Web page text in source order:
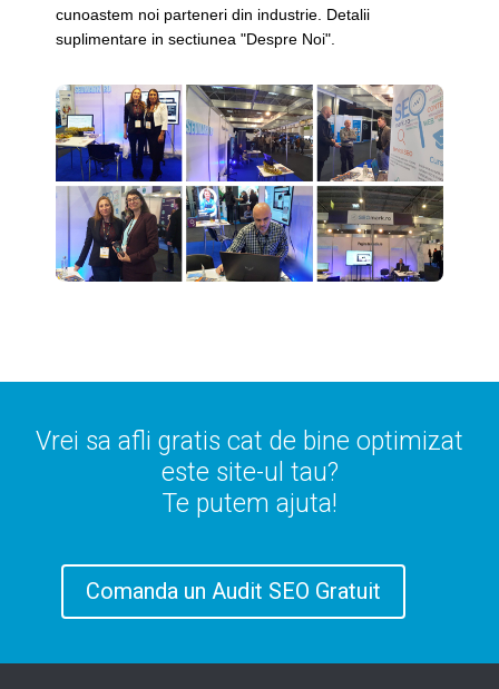
cunoastem noi parteneri din industrie. Detalii
suplimentare in sectiunea "Despre Noi".
Vrei sa afli gratis cat de bine optimizat
este site-ul tau?
Te putem ajuta!
Comanda un Audit SEO Gratuit